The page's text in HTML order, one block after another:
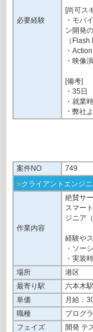
必要経験
[尚可ス
・モバ
ン開発
（
・
・映像
[備考]
・35日
・就業
・弊社
案件NO 749
»クライアントエンジニ
作業内容
絶賛サ
スマー
ジニア
経験や
・ソー
・実装
場所
港区
最寄り駅
六本木駅
単価
月給：
職種
プログ
フェイズ
開発 テ